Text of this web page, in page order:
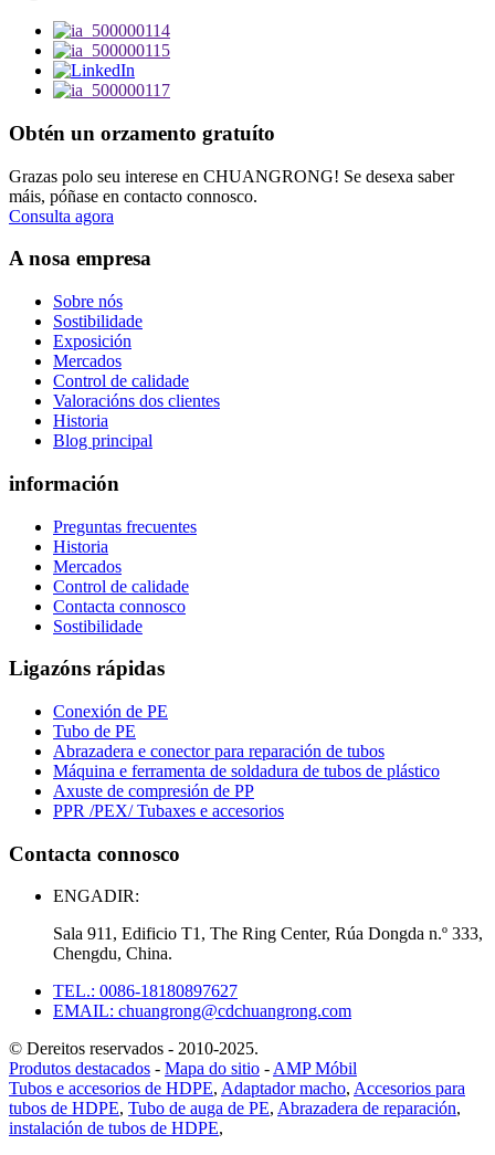
Obtén un orzamento gratuíto
Grazas polo seu interese en CHUANGRONG! Se desexa saber
máis, póñase en contacto connosco.
Consulta agora
A nosa empresa
Sobre nós
Sostibilidade
Exposición
Mercados
Control de calidade
Valoracións dos clientes
Historia
Blog principal
información
Preguntas frecuentes
Historia
Mercados
Control de calidade
Contacta connosco
Sostibilidade
Ligazóns rápidas
Conexión de PE
Tubo de PE
Abrazadera e conector para reparación de tubos
Máquina e ferramenta de soldadura de tubos de plástico
Axuste de compresión de PP
PPR /PEX/ Tubaxes e accesorios
Contacta connosco
ENGADIR:
Sala 911, Edificio T1, The Ring Center, Rúa Dongda n.º 333,
Chengdu, China.
TEL.: 0086-18180897627
EMAIL: chuangrong@cdchuangrong.com
© Dereitos reservados - 2010-2025.
Produtos destacados - Mapa do sitio -AMP Móbil
Tubos e accesorios de HDPE, Adaptador macho, Accesorios para
tubos de HDPE, Tubo de auga de PE, Abrazadera de reparación,
instalación de tubos de HDPE,